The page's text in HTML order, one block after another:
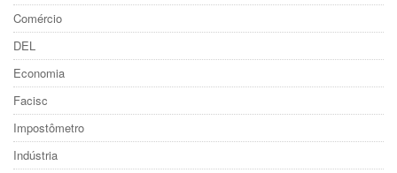
Comércio
DEL
Economia
Facisc
Impostômetro
Indústria